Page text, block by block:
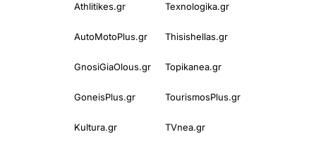
Athlitikes.gr Texnologika.gr
AutoMotoPlus.gr Thisishellas.gr
GnosiGiaOlous.gr Topikanea.gr
GoneisPlus.gr TourismosPlus.gr
Kultura.gr TVnea.gr